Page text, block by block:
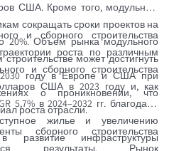
США. Кроме того, модульные
сокращать сроки проектов на
20%. Объем рынка модульного
может достигнуть
году в Европе и США при
о проникновении, что
роста отрасли.
и сборного строительства
роста по различным
и сборного строительства
США в 2023 году и, как
5,7% в 2024–2032 гг. благодаря
жилье и увеличению
развитие инфраструктуры
сборного строительства
результаты. Рынок